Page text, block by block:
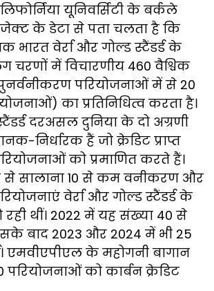
यूनिवर्सिटी के बर्कले
के डेटा से पता चलता है कि
भारत वेर्रा और गोल्ड स्टैंडर्ड के
में विचारणीय 460 वैश्विक
परियोजनाओं में से 20
का प्रतिनिधित्व करता है।
दरअसल दुनिया के दो अग्रणी
निर्धारक हैं जो क्रेडिट प्राप्त
को प्रमाणित करते हैं।
से सालाना 10 से कम वनीकरण और
वेर्रा और गोल्ड स्टैंडर्ड के
रही थीं। 2022 में यह संख्या 40 से
बाद 2023 और 2024 में भी 25
एमवीएपीएल के महोगनी बागान
को कार्बन क्रेडिट